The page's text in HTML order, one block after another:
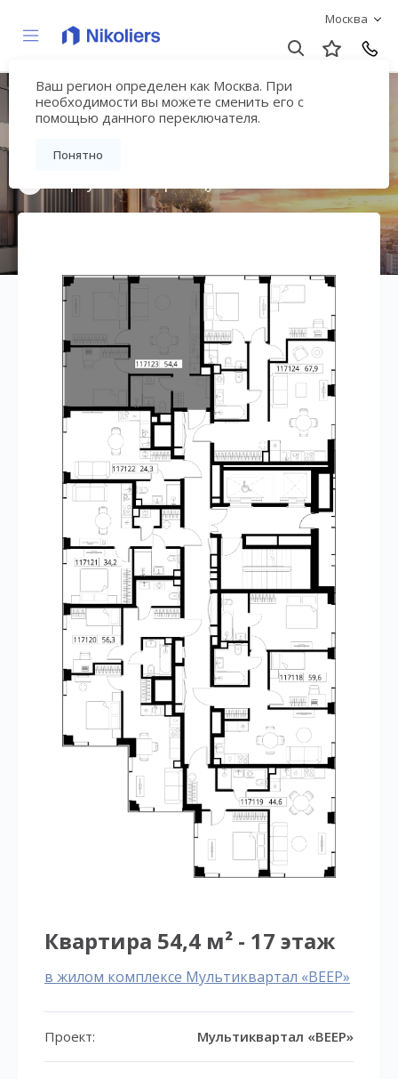
Москва
Ваш регион определен как Москва. При
необходимости вы можете сменить его с
помощью данного переключателя.
Понятно
Мультиквартал
«ВЕЕР»
Квартира 54,4 м² - 17 этаж
в жилом комплексе Мультиквартал «ВЕЕР»
Проект: Мультиквартал «ВЕЕР»